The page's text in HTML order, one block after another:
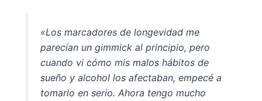
«Los marcadores de longevidad me
parecían un gimmick al principio, pero
cuando vi cómo mis malos hábitos de
sueño y alcohol los afectaban, empecé a
tomarlo en serio. Ahora tengo mucho